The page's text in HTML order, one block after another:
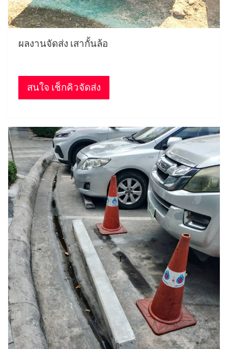
ผลงานจัดส่ง เสากั้นล้อ
สนใจ เช็กคิวจัดส่ง